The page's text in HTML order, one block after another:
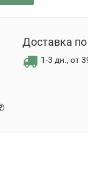
Доставка
1-3 дн., от